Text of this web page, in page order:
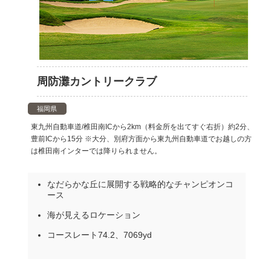
周防灘カントリークラブ
福岡県
東九州自動車道/椎田南ICから2km（料金所を出てすぐ右折）約2分、
豊前ICから15分 ※大分、別府方面から東九州自動車道でお越しの方
は椎田南インターでは降りられません。
なだらかな丘に展開する戦略的なチャンピオンコ
ース
海が見えるロケーション
コースレート74.2、7069yd